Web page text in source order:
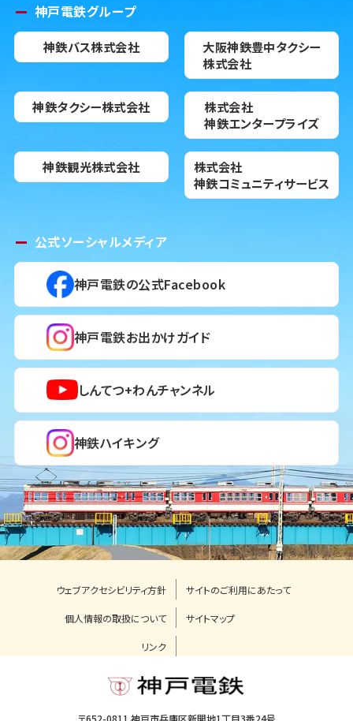
神戸電鉄グループ
神鉄バス株式会社
大阪神鉄豊中タクシー
株式会社
神鉄タクシー株式会社
株式会社
神鉄エンタープライズ
神鉄観光株式会社
株式会社
神鉄コミュニティサービス
公式ソーシャルメディア
神戸電鉄の公式Facebook
神戸電鉄お出かけガイド
しんてつ+わんチャンネル
神鉄ハイキング
〒652-0811 神戸市兵庫区新開地1丁目3番24号
ウェブアクセシビリティ方針 サイトのご利用にあたって
個人情報の取扱について サイトマップ
リンク